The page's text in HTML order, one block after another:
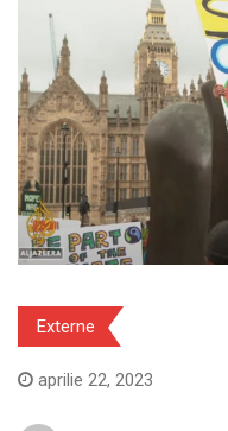
Externe
aprilie 22, 2023